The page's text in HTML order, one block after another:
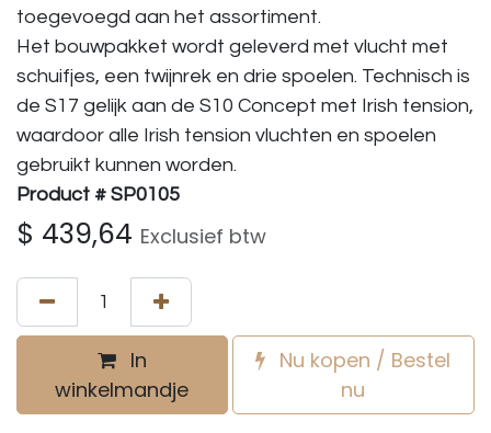
toegevoegd aan het assortiment.
Het bouwpakket wordt geleverd met vlucht met
schuifjes, een twijnrek en drie spoelen. Technisch is
de S17 gelijk aan de S10 Concept met Irish tension,
waardoor alle Irish tension vluchten en spoelen
gebruikt kunnen worden.
Product # SP0105
$ 439,64 Exclusief btw
In
winkelmandje
Nu kopen / Bestel
nu